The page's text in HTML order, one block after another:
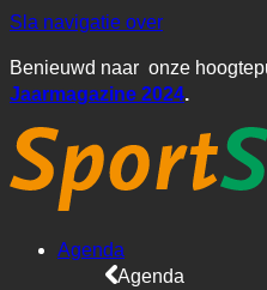
Sla navigatie over
Benieuwd naar onze
Jaarmagazine 2024.
Agenda
Agenda